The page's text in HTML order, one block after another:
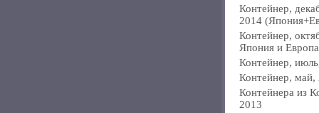
Контейнер,
2014
Контейнер,
Япония и
Контейнер,
Контейнер, май,
Контейнера из
2013